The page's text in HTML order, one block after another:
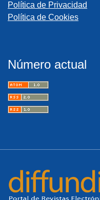
Política de Privacidad
Política de Cookies
Número actual